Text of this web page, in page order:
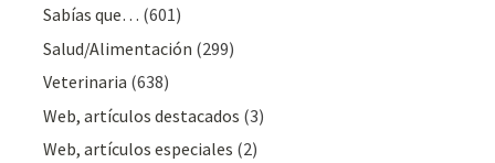
Sabías que… (601)
Salud/Alimentación (299)
Veterinaria (638)
Web, artículos destacados (3)
Web, artículos especiales (2)